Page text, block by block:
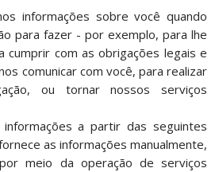
informações sobre você quando
para fazer - por exemplo, para lhe
cumprir com as obrigações legais e
comunicar com você, para realizar
ou tornar nossos serviços
a partir das seguintes
as informações manualmente,
meio da operação de serviços